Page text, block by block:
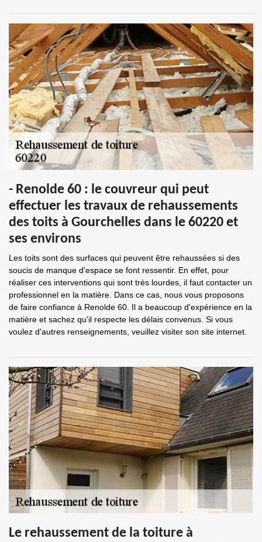
- Renolde 60 : le couvreur qui peut
effectuer les travaux de rehaussements
des toits à Gourchelles dans le 60220 et
ses environs
Les toits sont des surfaces qui peuvent être rehaussées si des
soucis de manque d'espace se font ressentir. En effet, pour
réaliser ces interventions qui sont très lourdes, il faut contacter un
professionnel en la matière. Dans ce cas, nous vous proposons
de faire confiance à Renolde 60. Il a beaucoup d'expérience en la
matière et sachez qu'il respecte les délais convenus. Si vous
voulez d'autres renseignements, veuillez visiter son site internet.
Le rehaussement de la toiture à